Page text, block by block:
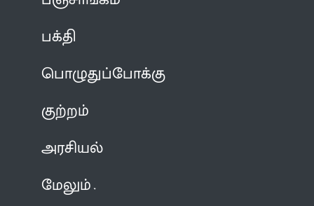
பக்தி
பொழுதுப்போக்கு
குற்றம்
அரசியல்
மேலும்